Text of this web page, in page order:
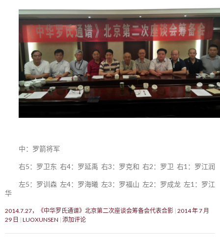
中：罗箭将军
右5：罗卫东 右4：罗延禹 右3：罗克和 右2：罗卫 右1：罗江润
左5：罗训森 左4：罗海曦 左3：罗福山 左2：罗成龙 左1：罗江
华
2014.7.27，《中华罗氏通谱》北京第二次座谈会筹备会代表合影 2014 年 7 月
29 日
LUOXUNSEN 添加评论